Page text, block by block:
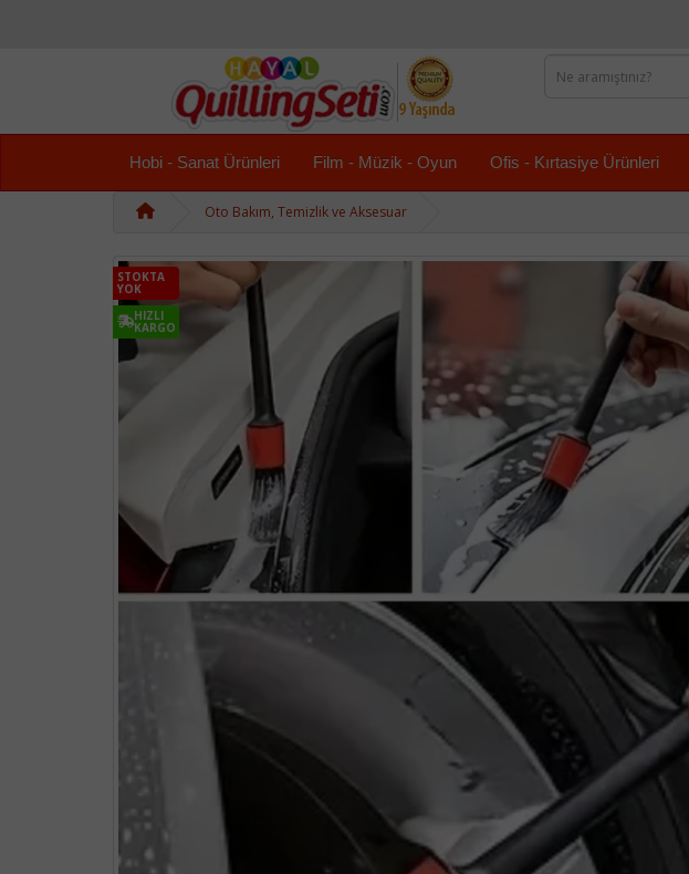
Hobi - Sanat Ürünleri Film - Müzik - Oyun Ofis - Kırtasiye Ürünleri
Oto Bakım, Temizlik ve Aksesuar
STOKTA
YOK
HIZLI
KARGO